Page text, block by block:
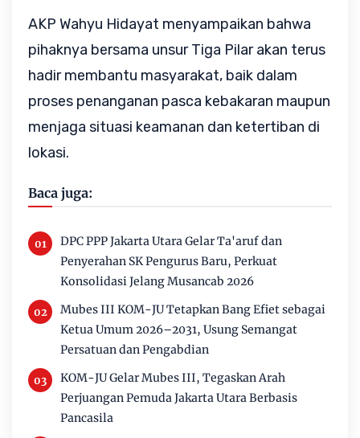
AKP Wahyu Hidayat menyampaikan bahwa
pihaknya bersama unsur Tiga Pilar akan terus
hadir membantu masyarakat, baik dalam
proses penanganan pasca kebakaran maupun
menjaga situasi keamanan dan ketertiban di
lokasi.
Baca juga:
DPC PPP Jakarta Utara Gelar Ta'aruf dan
Penyerahan SK Pengurus Baru, Perkuat
Konsolidasi Jelang Musancab 2026
Mubes III KOM-JU Tetapkan Bang Efiet sebagai
Ketua Umum 2026–2031, Usung Semangat
Persatuan dan Pengabdian
KOM-JU Gelar Mubes III, Tegaskan Arah
Perjuangan Pemuda Jakarta Utara Berbasis
Pancasila